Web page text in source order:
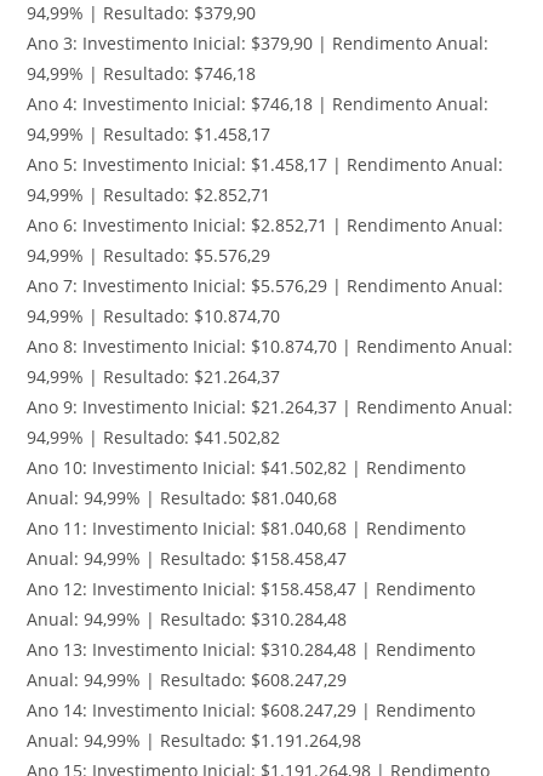
94,99% | Resultado: $379,90
Ano 3: Investimento Inicial: $379,90 | Rendimento Anual:
94,99% | Resultado: $746,18
Ano 4: Investimento Inicial: $746,18 | Rendimento Anual:
94,99% | Resultado: $1.458,17
Ano 5: Investimento Inicial: $1.458,17 | Rendimento Anual:
94,99% | Resultado: $2.852,71
Ano 6: Investimento Inicial: $2.852,71 | Rendimento Anual:
94,99% | Resultado: $5.576,29
Ano 7: Investimento Inicial: $5.576,29 | Rendimento Anual:
94,99% | Resultado: $10.874,70
Ano 8: Investimento Inicial: $10.874,70 | Rendimento Anual:
94,99% | Resultado: $21.264,37
Ano 9: Investimento Inicial: $21.264,37 | Rendimento Anual:
94,99% | Resultado: $41.502,82
Ano 10: Investimento Inicial: $41.502,82 | Rendimento
Anual: 94,99% | Resultado: $81.040,68
Ano 11: Investimento Inicial: $81.040,68 | Rendimento
Anual: 94,99% | Resultado: $158.458,47
Ano 12: Investimento Inicial: $158.458,47 | Rendimento
Anual: 94,99% | Resultado: $310.284,48
Ano 13: Investimento Inicial: $310.284,48 | Rendimento
Anual: 94,99% | Resultado: $608.247,29
Ano 14: Investimento Inicial: $608.247,29 | Rendimento
Anual: 94,99% | Resultado: $1.191.264,98
Ano 15: Investimento Inicial: $1.191.264,98 | Rendimento